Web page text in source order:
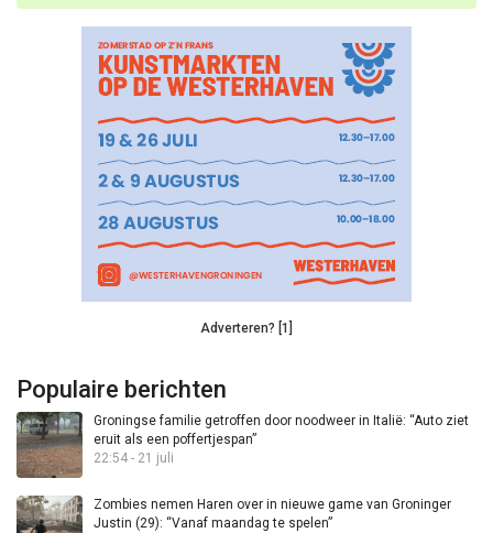
Adverteren? [1]
Populaire berichten
Groningse familie getroffen door noodweer in Italië: “Auto ziet
eruit als een poffertjespan”
22:54 - 21 juli
Zombies nemen Haren over in nieuwe game van Groninger
Justin (29): “Vanaf maandag te spelen”